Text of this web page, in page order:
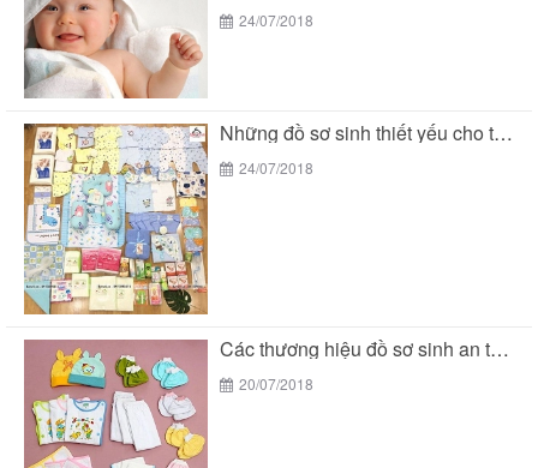
24/07/2018
Những đồ sơ sinh thiết yếu cho trẻ sơ...
24/07/2018
Các thương hiệu đồ sơ sinh an toàn cho...
20/07/2018